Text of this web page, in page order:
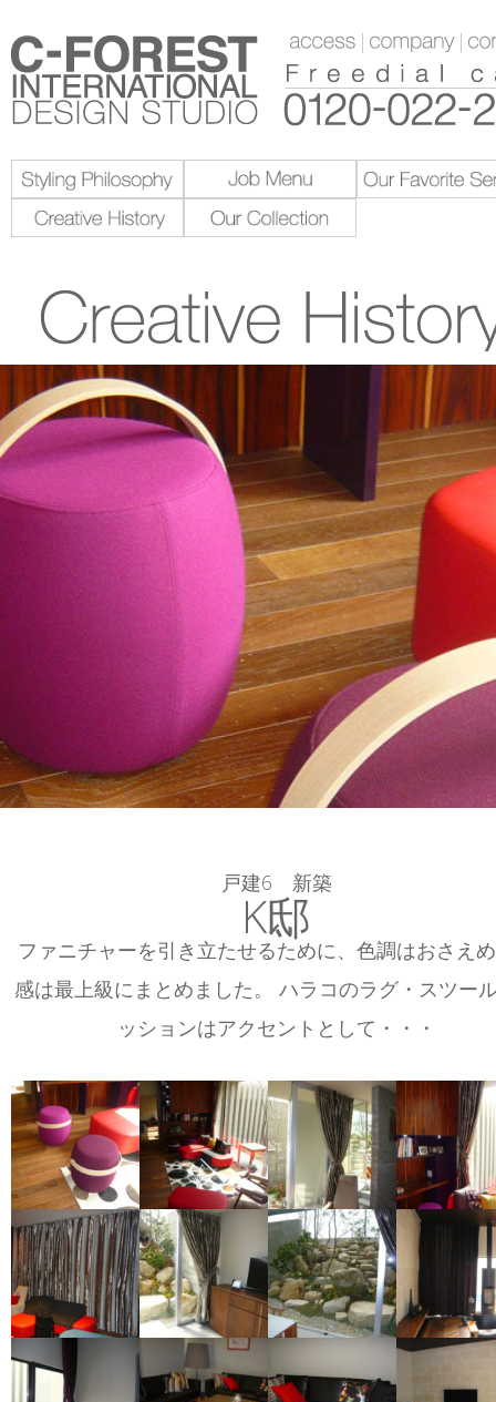
戸建6 新築
K邸
ファニチャーを引き立たせるために、色調はおさえ
感は最上級にまとめました。 ハラコのラグ・スツー
ッションはアクセントとして・・・